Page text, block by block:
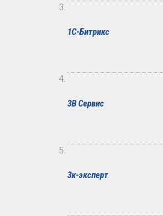
1С-Битрикс
3В Сервис
3к-эксперт